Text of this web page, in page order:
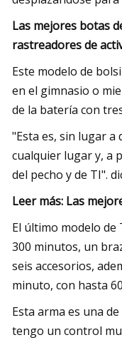
Las mejores botas
rastreadores de
Este modelo de
en el gimnasio o
de la batería con
"Esta es, sin lugar a
cualquier lugar y, a
del pecho y de TI".
Leer más: Las
El último modelo de
300 minutos, un
seis accesorios,
minuto, con hasta
Esta arma es una
tengo un control